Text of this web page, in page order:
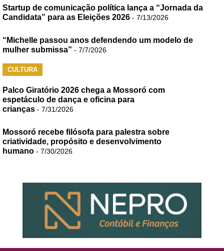
Startup de comunicação política lança a “Jornada da
Candidata” para as Eleições 2026 - 7/13/2026
“Michelle passou anos defendendo um modelo de
mulher submissa” - 7/7/2026
CULTURA
Palco Giratório 2026 chega a Mossoró com
espetáculo de dança e oficina para
crianças - 7/31/2026
Mossoró recebe filósofa para palestra sobre
criatividade, propósito e desenvolvimento
humano - 7/30/2026